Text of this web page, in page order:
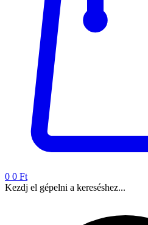
0 0 Ft
Kezdj el gépelni a kereséshez...